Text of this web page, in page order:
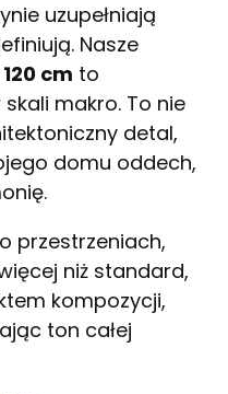
uzupełniają
Nasze
120 cm to
makro. To nie
detal,
domu oddech,
przestrzeniach,
niż standard,
kompozycji,
ton całej